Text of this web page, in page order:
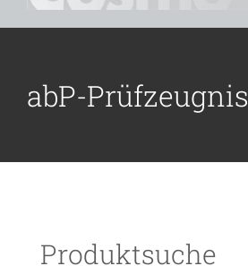
abP-Prüfzeugnis
Produktsuche